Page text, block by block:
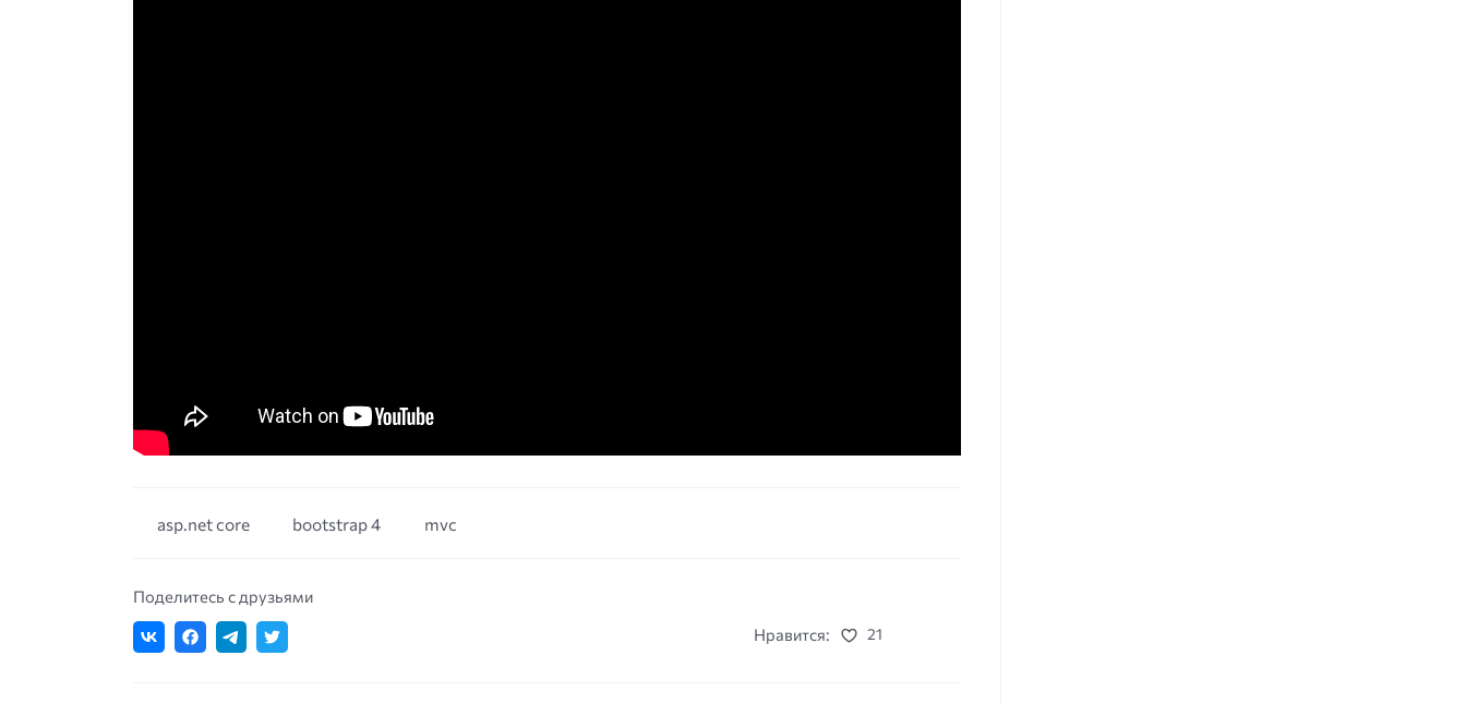
asp.net core bootstrap 4 mvc
Поделитесь с друзьями
Нравится:
21